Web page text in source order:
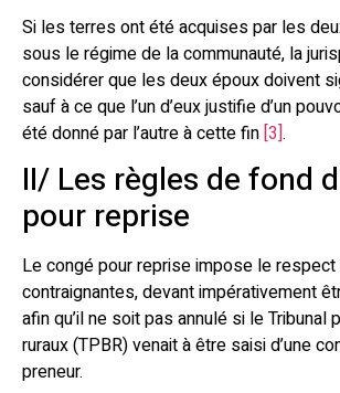
Si les terres ont été acquises par les
sous le régime de la communauté, la
considérer que les deux époux doivent
sauf à ce que l’un d’eux justifie d’un
été donné par l’autre à cette fin [3].
II/ Les règles de fond
pour reprise
Le congé pour reprise impose le
contraignantes, devant impérativement
afin qu’il ne soit pas annulé si le Tribunal
ruraux (TPBR) venait à être saisi d’une
preneur.